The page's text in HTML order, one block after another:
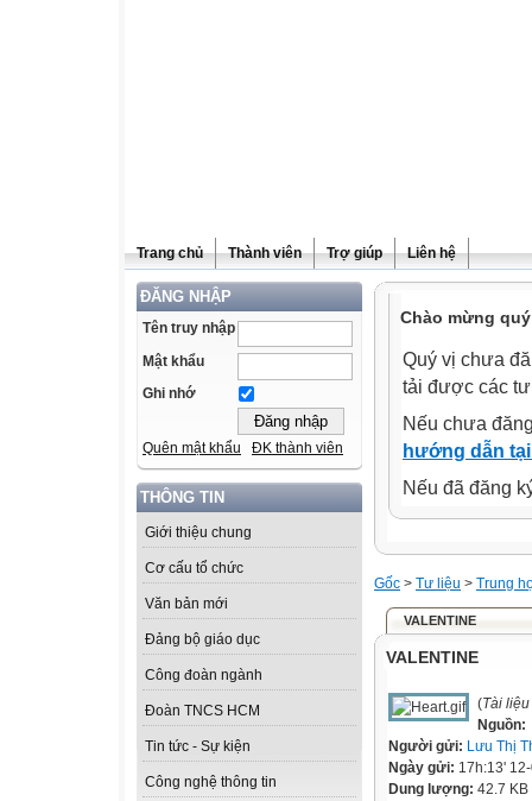
Trang chủ Thành viên Trợ giúp Liên hệ
ĐĂNG NHẬP
Tên truy nhập
Mật khẩu
Ghi nhớ
Quên mật khẩu ĐK thành viên
THÔNG TIN
Giới thiệu chung
Cơ cấu tổ chức
Văn bản mới
Đảng bộ giáo dục
Công đoàn ngành
Đoàn TNCS HCM
Tin tức - Sự kiện
Công nghệ thông tin
Chào mừng
Quý vị chưa
tải được các
Nếu chưa
hướng dẫn
Nếu đã đăng
Gốc > Tư liệu > Trung
VALENTINE
VALENTINE
(Tài
Nguồn:
Người gửi: Lưu Thị
Ngày gửi: 17h:13'
Dung lượng: 42.7 KB